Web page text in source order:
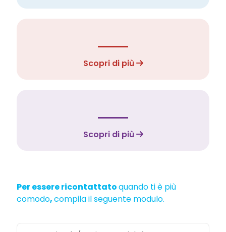
Scopri di più
Scopri di più
Per essere ricontattatoquando ti è più
comodo,compila il seguente modulo.